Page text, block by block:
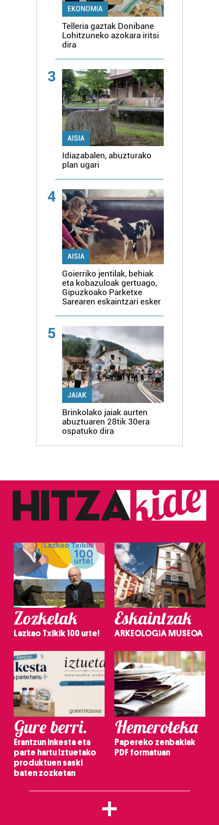
EKONOMIA
Telleria gaztak Donibane
Lohitzuneko azokara iritsi
dira
3
AISIA
Idiazabalen, abuzturako
plan ugari
4
AISIA
Goierriko jentilak, behiak
eta kobazuloak gertuago,
Gipuzkoako Parketxe
Sarearen eskaintzari esker
5
JAIAK
Brinkolako jaiak aurten
abuztuaren 28tik 30era
ospatuko dira
Zozketak
Lazkao Txikik 100 urte!
Eskaintzak
ARKEOLOGIA MUSEOA
Gure berri.
Erantzun inkesta eta
parte hartu Iztuetako
produktuen saski
baten zozketan
Hemeroteka
Papereko zenbakiak
PDF formatuan
+